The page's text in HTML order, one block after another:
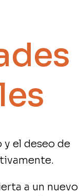
y el deseo de
a un nuevo